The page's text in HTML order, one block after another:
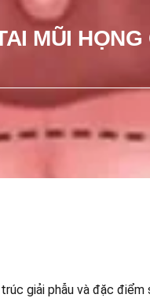
MŨI
giải phẫu và đặc điểm